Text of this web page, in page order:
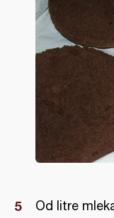
Od litre